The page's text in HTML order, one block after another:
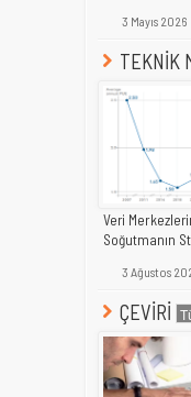
3 Mayıs 2026
TEKNİK
Veri
Soğutmanın
3 Ağustos
ÇEVİRİ